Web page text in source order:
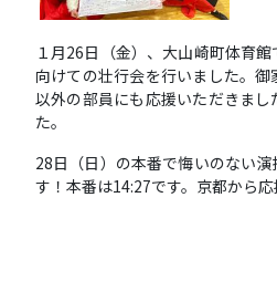
１月26日（金）、大山崎町体育
向けての壮行会を行いました。
以外の部員にも応援いただきま
た。
28日（日）の本番で悔いのない
す！本番は14:27です。京都から応